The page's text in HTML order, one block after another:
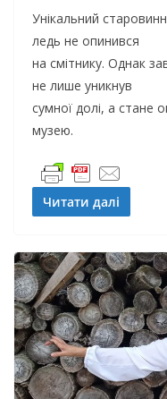
Унікальний
ледь не опинився
на смітнику. Однак
не лише уникнув
сумної долі, а стане
музею.
Читати далі